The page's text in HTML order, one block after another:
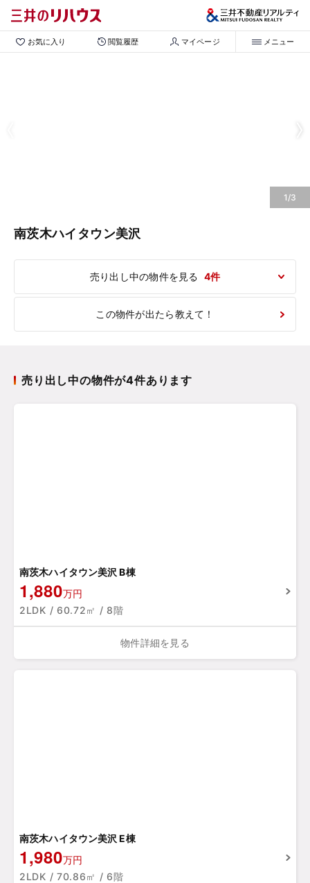
お気に入り 閲覧履歴 マイページ メニュー
1/3
南茨木ハイタウン美沢
売り出し中の物件を見る 4件
この物件が出たら教えて！
売り出し中の物件が4件あります
南茨木ハイタウン美沢 B棟
1,880万円
2LDK / 60.72㎡ / 8階
物件詳細を見る
南茨木ハイタウン美沢 E棟
1,980万円
2LDK / 70.86㎡ / 6階